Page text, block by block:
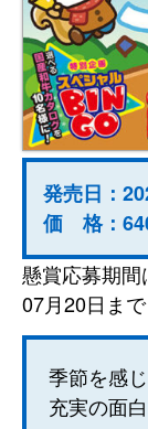
発売日：
価 格：
懸賞応募期
07月20日まで
季節を感
充実の面